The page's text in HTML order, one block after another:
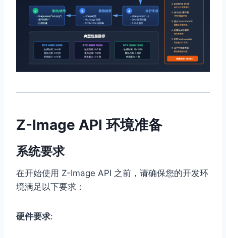
Z-Image API 环境准备
系统要求
在开始使用 Z-Image API 之前，请确保您的开发环
境满足以下要求：
硬件要求: